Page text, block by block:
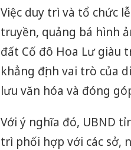
Việc duy trì và tổ chức
truyền, quảng bá hình
đất Cố đô Hoa Lư giàu
khẳng định vai trò của
lưu văn hóa và đóng
Với ý nghĩa đó, UBND
trì phối hợp với các sở,